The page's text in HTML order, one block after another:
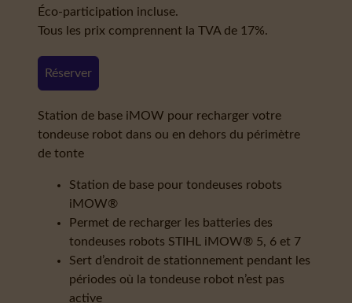
Éco-participation incluse.
Tous les prix comprennent la TVA de 17%.
Réserver
Station de base iMOW pour recharger votre
tondeuse robot dans ou en dehors du périmètre
de tonte
Station de base pour tondeuses robots
iMOW®
Permet de recharger les batteries des
tondeuses robots STIHL iMOW® 5, 6 et 7
Sert d’endroit de stationnement pendant les
périodes où la tondeuse robot n’est pas
active